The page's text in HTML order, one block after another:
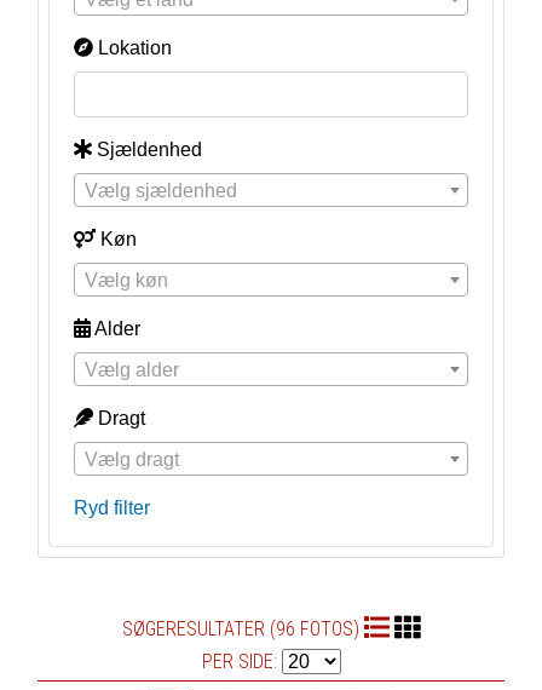
Lokation
Sjældenhed
Vælg sjældenhed
Køn
Vælg køn
Alder
Vælg alder
Dragt
Vælg dragt
Ryd filter
SØGERESULTATER (96 FOTOS)
PER SIDE: